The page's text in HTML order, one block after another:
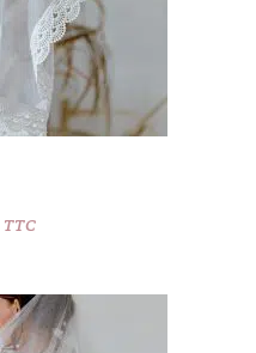
TTC